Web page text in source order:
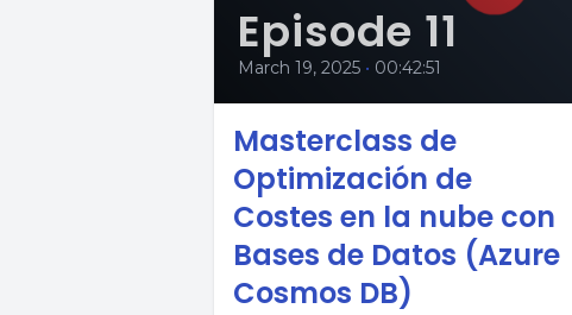
Episode 11
March 19, 2025 • 00:42:51
Masterclass de
Optimización de
Costes en la nube con
Bases de Datos (Azure
Cosmos DB)